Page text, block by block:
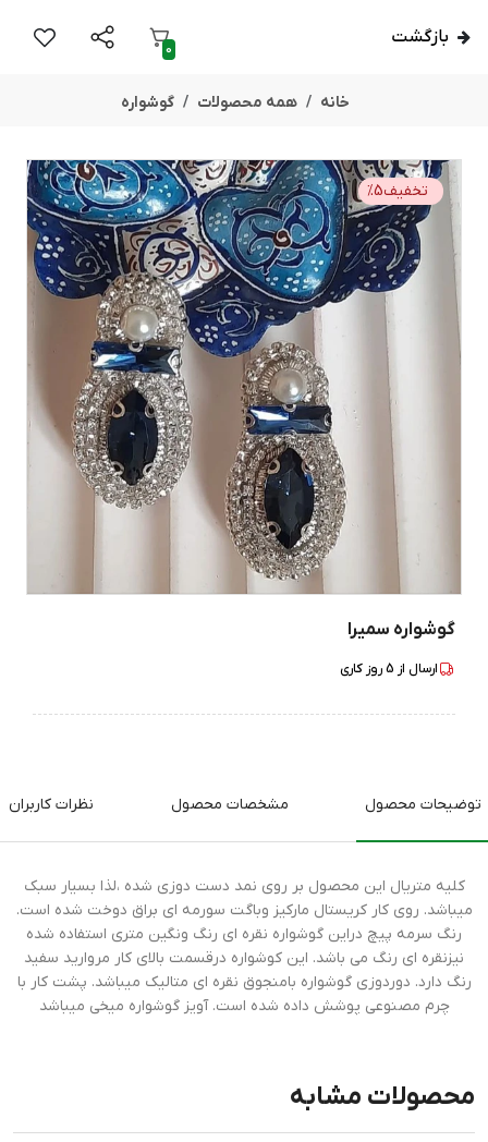
بازگشت
0
خانه همه محصولات گوشواره
تخفیف %5
گوشواره سمیرا
ارسال از 5روز کاری
توضیحات محصول مشخصات محصول نظرات کاربران
کلیه متریال این محصول بر روی نمد دست دوزی شده ،لذا بسیار سبک
میباشد. روی کار کریستال مارکیز وباگت سورمه ای براق دوخت شده است.
رنگ سرمه پیچ دراین گوشواره نقره ای رنگ ونگین متری استفاده شده
نیزنقره ای رنگ می باشد. این کوشواره درقسمت بالای کار مروارید سفید
رنگ دارد. دوردوزی گوشواره بامنجوق نقره ای متالیک میباشد. پشت کار با
چرم مصنوعی پوشش داده شده است. آویز گوشواره میخی میباشد
محصولات مشابه